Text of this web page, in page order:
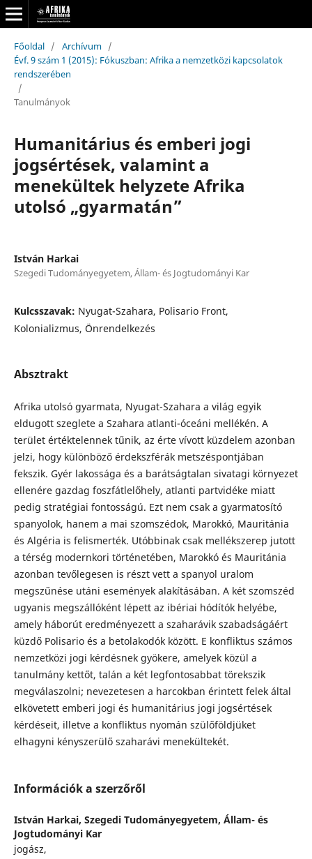
Főoldal / Archívum /
Évf. 9 szám 1 (2015): Fókuszban: Afrika a nemzetközi kapcsolatok
rendszerében
/
Tanulmányok
Humanitárius és emberi jogi
jogsértések, valamint a
menekültek helyzete Afrika
utolsó „gyarmatán”
István Harkai
Szegedi Tudományegyetem, Állam- és Jogtudományi Kar
Kulcsszavak: Nyugat-Szahara, Polisario Front,
Kolonializmus, Önrendelkezés
Absztrakt
Afrika utolsó gyarmata, Nyugat-Szahara a világ egyik
eldugott szeglete a Szahara atlanti-óceáni mellékén. A
terület értéktelennek tűnik, az érte vívott küzdelem azonban
jelzi, hogy különböző érdekszférák metszéspontjában
fekszik. Gyér lakossága és a barátságtalan sivatagi környezet
ellenére gazdag foszfátlelőhely, atlanti partvidéke miatt
pedig stratégiai fontosságú. Ezt nem csak a gyarmatosító
spanyolok, hanem a mai szomszédok, Marokkó, Mauritánia
és Algéria is felismerték. Utóbbinak csak mellékszerep jutott
a térség modernkori történetében, Marokkó és Mauritánia
azonban tevőlegesen is részt vett a spanyol uralom
megszűnése utáni események alakításában. A két szomszéd
ugyanis megszállóként lépett az ibériai hódítók helyébe,
amely háborút eredményezett a szaharávik szabadságáért
küzdő Polisario és a betolakodók között. E konfliktus számos
nemzetközi jogi kérdésnek gyökere, amelyek közül a
tanulmány kettőt, talán a két legfontosabbat törekszik
megválaszolni; nevezetesen a harcokban érintett felek által
elkövetett emberi jogi és humanitárius jogi jogsértések
kérdéseit, illetve a konfliktus nyomán szülőföldjüket
elhagyni kényszerülő szaharávi menekültekét.
Információk a szerzőről
István Harkai, Szegedi Tudományegyetem, Állam- és
Jogtudományi Kar
jogász,